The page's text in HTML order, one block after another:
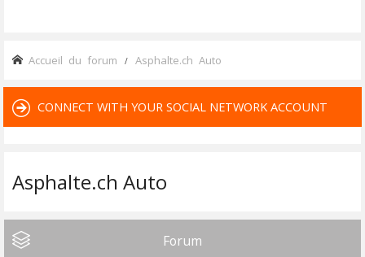
Accueil du forum Asphalte.ch Auto
CONNECT WITH YOUR SOCIAL NETWORK ACCOUNT
Asphalte.ch Auto
Forum